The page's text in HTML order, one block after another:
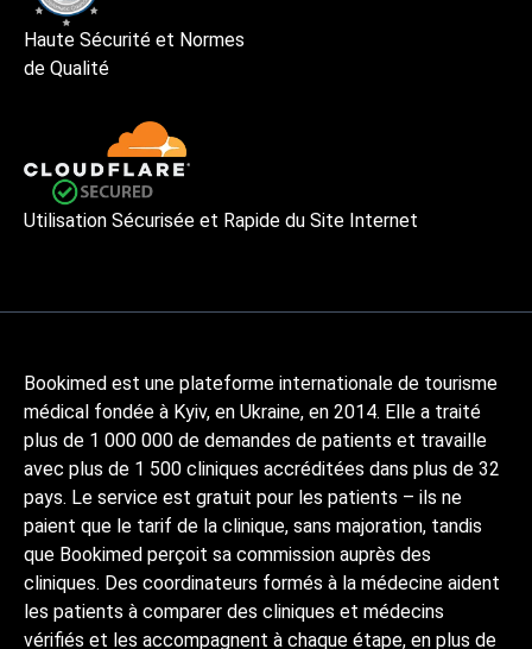
Haute Sécurité et Normes
de Qualité
Utilisation Sécurisée et Rapide du Site Internet
Bookimed est une plateforme internationale de tourisme
médical fondée à Kyiv, en Ukraine, en 2014. Elle a traité
plus de 1 000 000 de demandes de patients et travaille
avec plus de 1 500 cliniques accréditées dans plus de 32
pays. Le service est gratuit pour les patients – ils ne
paient que le tarif de la clinique, sans majoration, tandis
que Bookimed perçoit sa commission auprès des
cliniques. Des coordinateurs formés à la médecine aident
les patients à comparer des cliniques et médecins
vérifiés et les accompagnent à chaque étape, en plus de